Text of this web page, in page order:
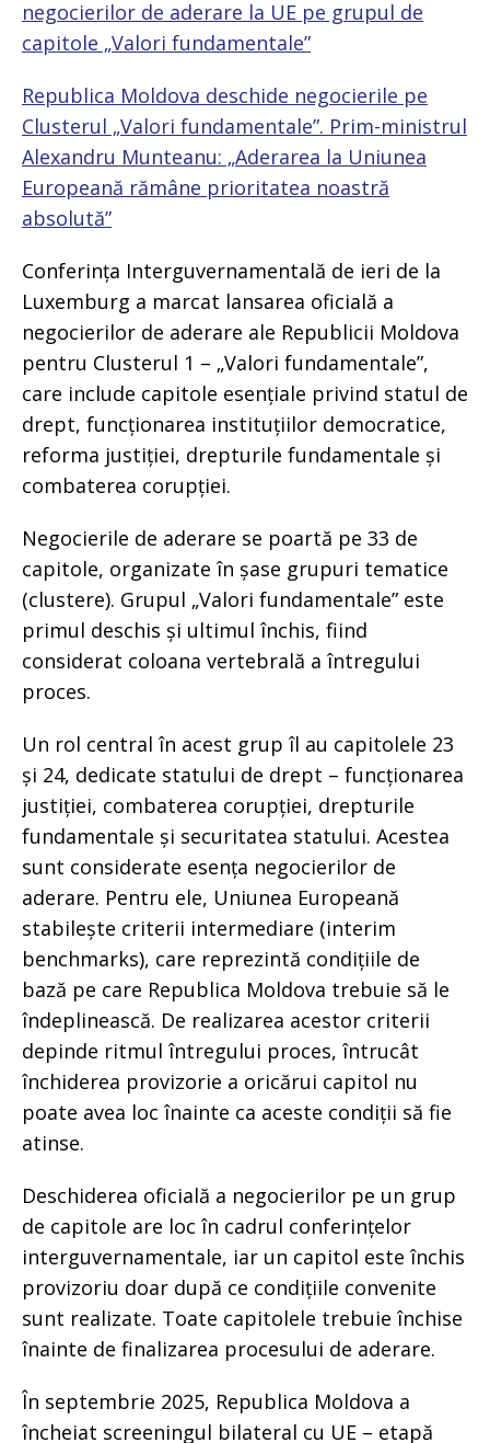
negocierilor de aderare la UE pe grupul de
capitole „Valori fundamentale”
Republica Moldova deschide negocierile pe
Clusterul „Valori fundamentale”. Prim-ministrul
Alexandru Munteanu: „Aderarea la Uniunea
Europeană rămâne prioritatea noastră
absolută”
Conferința Interguvernamentală de ieri de la
Luxemburg a marcat lansarea oficială a
negocierilor de aderare ale Republicii Moldova
pentru Clusterul 1 – „Valori fundamentale”,
care include capitole esențiale privind statul de
drept, funcționarea instituțiilor democratice,
reforma justiției, drepturile fundamentale și
combaterea corupției.
Negocierile de aderare se poartă pe 33 de
capitole, organizate în șase grupuri tematice
(clustere). Grupul „Valori fundamentale” este
primul deschis și ultimul închis, fiind
considerat coloana vertebrală a întregului
proces.
Un rol central în acest grup îl au capitolele 23
și 24, dedicate statului de drept – funcționarea
justiției, combaterea corupției, drepturile
fundamentale și securitatea statului. Acestea
sunt considerate esența negocierilor de
aderare. Pentru ele, Uniunea Europeană
stabilește criterii intermediare (interim
benchmarks), care reprezintă condițiile de
bază pe care Republica Moldova trebuie să le
îndeplinească. De realizarea acestor criterii
depinde ritmul întregului proces, întrucât
închiderea provizorie a oricărui capitol nu
poate avea loc înainte ca aceste condiții să fie
atinse.
Deschiderea oficială a negocierilor pe un grup
de capitole are loc în cadrul conferințelor
interguvernamentale, iar un capitol este închis
provizoriu doar după ce condițiile convenite
sunt realizate. Toate capitolele trebuie închise
înainte de finalizarea procesului de aderare.
În septembrie 2025, Republica Moldova a
încheiat screeningul bilateral cu UE – etapă